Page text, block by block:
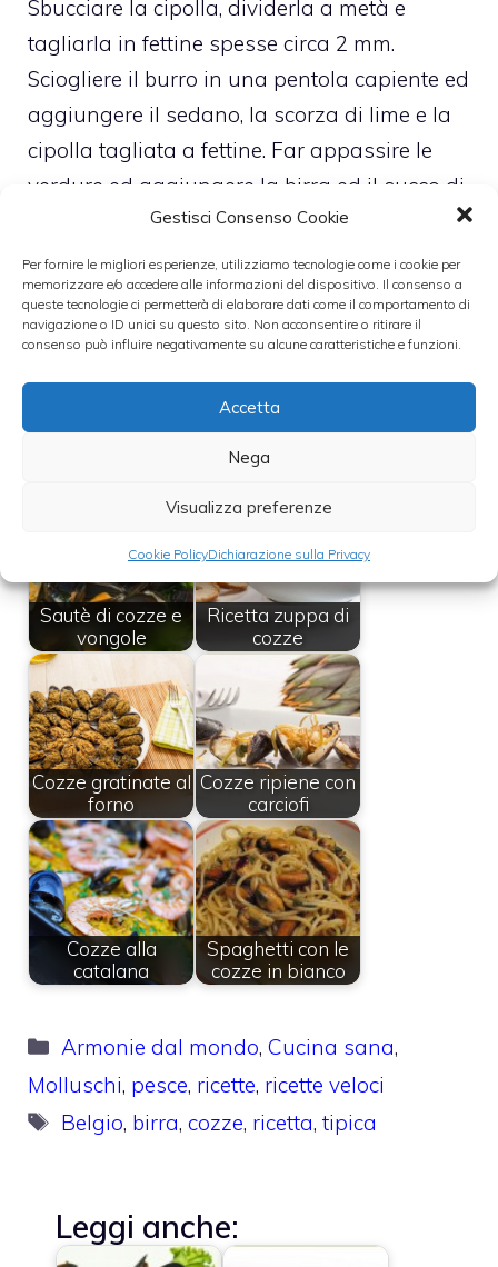
Gestisci Consenso Cookie
Per fornire le migliori esperienze, utilizziamo tecnologie come i cookie per
memorizzare e/o accedere alle informazioni del dispositivo. Il consenso a
queste tecnologie ci permetterà di elaborare dati come il comportamento di
navigazione o ID unici su questo sito. Non acconsentire o ritirare il
consenso può influire negativamente su alcune caratteristiche e funzioni.
Accetta
Nega
Visualizza preferenze
Cookie PolicyDichiarazione sulla Privacy
Sbucciare la cipolla, dividerla a metà e
tagliarla in fettine spesse circa 2 mm.
Sciogliere il burro in una pentola capiente ed
aggiungere il sedano, la scorza di lime e la
cipolla tagliata a fettine. Far appassire le
verdure ed aggiungere la birra ed il succo di
Far cuocere il tutto per qualche minuto,
aggiungere il pepe macinato e le cozze ed
amalgamare bene il tutto.
dischiuderanno e servirle.
Sautè di cozze e
vongole
Ricetta zuppa di
cozze
Cozze gratinate al
forno
Cozze ripiene con
carciofi
Cozze alla
catalana
Spaghetti con le
cozze in bianco
Categorie
Armonie dal mondo,Cucina sana,
Molluschi, pesce, ricette, ricette veloci
Tag
Belgio, birra,cozze, ricetta,tipica
Leggi anche: